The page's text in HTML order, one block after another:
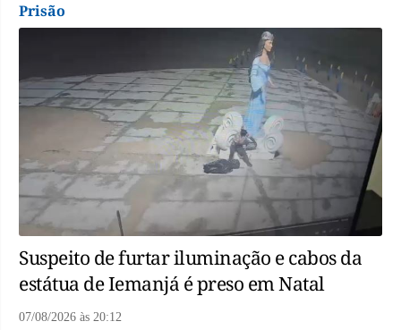
Prisão
Suspeito de furtar iluminação e cabos da
estátua de Iemanjá é preso em Natal
07/08/2026 às 20:12